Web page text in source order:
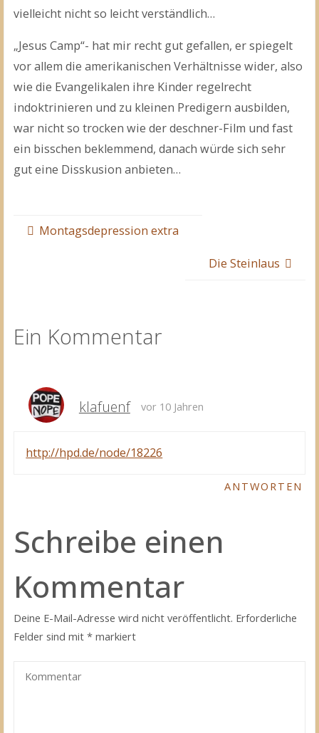
vielleicht nicht so leicht verständlich…
„Jesus Camp“- hat mir recht gut gefallen, er spiegelt
vor allem die amerikanischen Verhältnisse wider, also
wie die Evangelikalen ihre Kinder regelrecht
indoktrinieren und zu kleinen Predigern ausbilden,
war nicht so trocken wie der deschner-Film und fast
ein bisschen beklemmend, danach würde sich sehr
gut eine Disskusion anbieten…
Montagsdepression extra
Die Steinlaus
Ein Kommentar
klafuenf vor 10 Jahren
http://hpd.de/node/18226
ANTWORTEN
Schreibe einen
Kommentar
Deine E-Mail-Adresse wird nicht veröffentlicht. Erforderliche
Felder sind mit* markiert